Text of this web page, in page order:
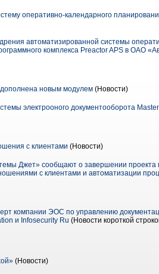
оперативно-календарного
автоматизированной системы
комплекса Preactor APS в ОАО
дополнена новым модулем (Новости)
электрооного документооборота
с клиентами (Новости)
Джет» сообщают о завершении проекта
с клиентами и автоматизации
компании ЭОС по управлению
и Infosecurity Ru (Новости короткой
(Новости)